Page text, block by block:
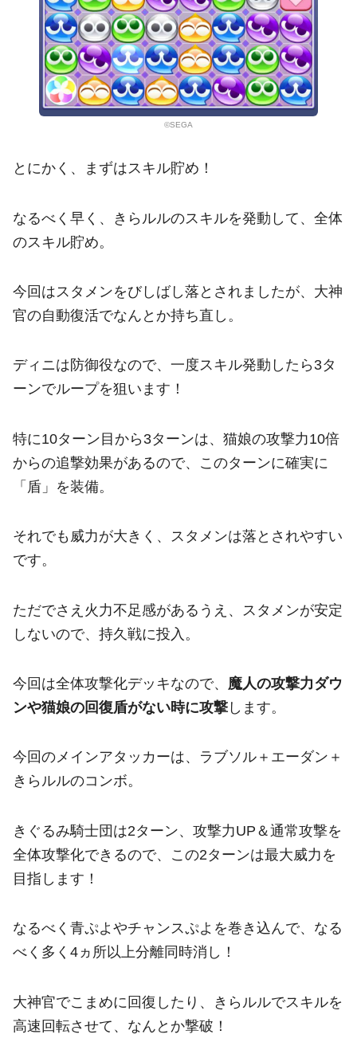
©SEGA
とにかく、まずはスキル貯め！
なるべく早く、きらルルのスキルを発動して、全体
のスキル貯め。
今回はスタメンをびしばし落とされましたが、大神
官の自動復活でなんとか持ち直し。
ディニは防御役なので、一度スキル発動したら3タ
ーンでループを狙います！
特に10ターン目から3ターンは、猫娘の攻撃力10倍
からの追撃効果があるので、このターンに確実に
「盾」を装備。
それでも威力が大きく、スタメンは落とされやすい
です。
ただでさえ火力不足感があるうえ、スタメンが安定
しないので、持久戦に投入。
今回は全体攻撃化デッキなので、 魔人の攻撃力ダウ
ンや猫娘の回復盾がない時に攻撃 します。
今回のメインアタッカーは、ラブソル＋エーダン＋
きらルルのコンボ。
きぐるみ騎士団は2ターン、攻撃力UP＆通常攻撃を
全体攻撃化できるので、この2ターンは最大威力を
目指します！
なるべく青ぷよやチャンスぷよを巻き込んで、なる
べく多く4ヵ所以上分離同時消し！
大神官でこまめに回復したり、きらルルでスキルを
高速回転させて、なんとか撃破！